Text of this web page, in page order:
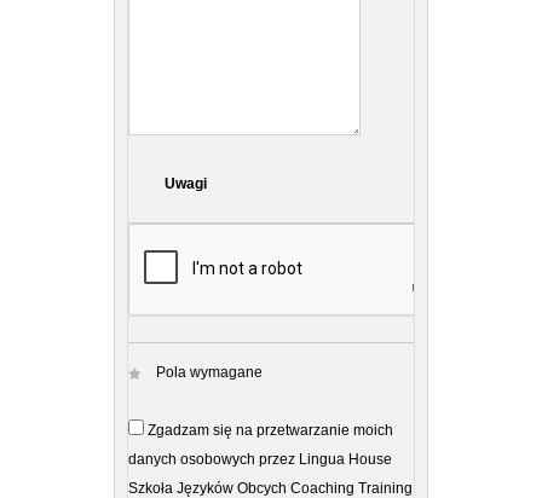
Uwagi
Pola wymagane
Zgadzam się na przetwarzanie moich
danych osobowych przez Lingua House
Szkoła Języków Obcych Coaching Training